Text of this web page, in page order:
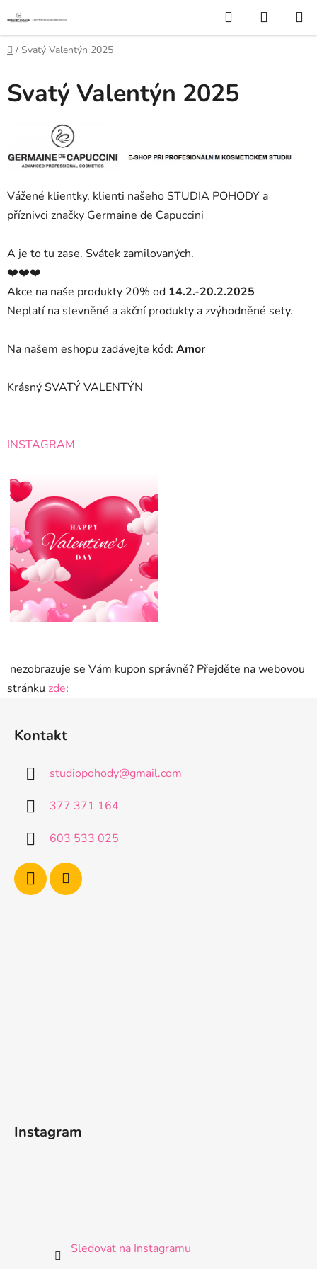
na
obsah
Hledat
KOŠÍK
Domů
/ Svatý Valentýn 2025
Svatý Valentýn 2025
Vážené klientky, klienti našeho STUDIA POHODY a
příznivci značky Germaine de Capuccini
A je to tu zase. Svátek zamilovaných.
❤️❤️❤️
Akce na naše produkty 20% od 14.2.-20.2.2025
Neplatí na slevněné a akční produkty a zvýhodněné sety.
Na našem eshopu zadávejte kód: Amor
Krásný SVATÝ VALENTÝN
INSTAGRAM
nezobrazuje se Vám kupon správně? Přejděte na webovou
stránku zde:
Kontakt
studiopohody@gmail.com
377 371 164
603 533 025
Instagram
Sledovat na Instagramu